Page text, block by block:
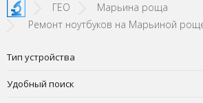
ГЕО
Марьина роща
Ремонт ноутбуков на Марьиной
Тип устройства
Удобный поиск